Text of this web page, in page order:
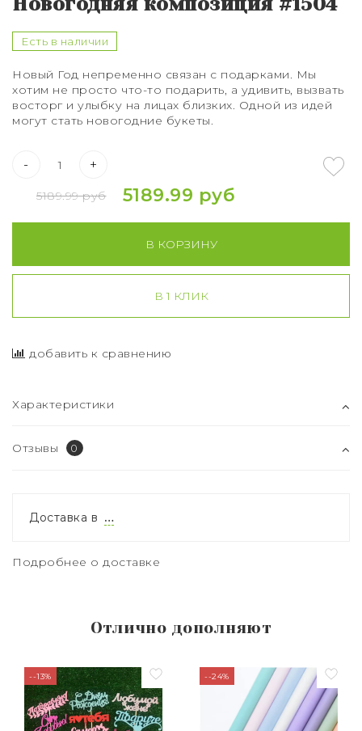
Есть в наличии
Новый Год непременно связан с подарками. Мы
хотим не просто что-то подарить, а удивить, вызвать
восторг и улыбку на лицах близких. Одной из идей
могут стать новогодние букеты.
- +
5189.99 руб 5189.99 руб
В КОРЗИНУ
В 1 КЛИК
добавить к сравнению
Характеристики
Отзывы 0
Доставка в …
Подробнее о доставке
Отлично дополняют
--13% --24%
Букет из 75 роз
Букет из 101 розы
Букет из 151 розы
Букет из 201 розы
Розы XXL